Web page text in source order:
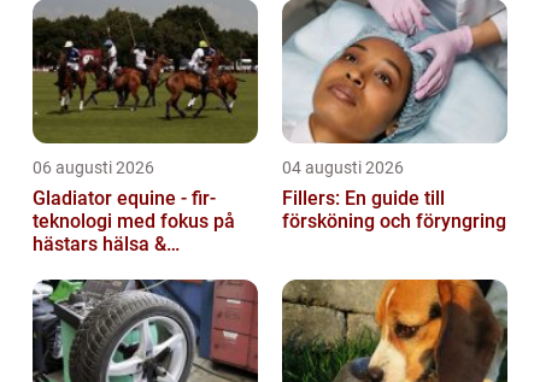
06 augusti 2026
Gladiator equine - fir-
teknologi med fokus på
hästars hälsa &
04 augusti 2026
Fillers: En guide till
försköning och föryngring